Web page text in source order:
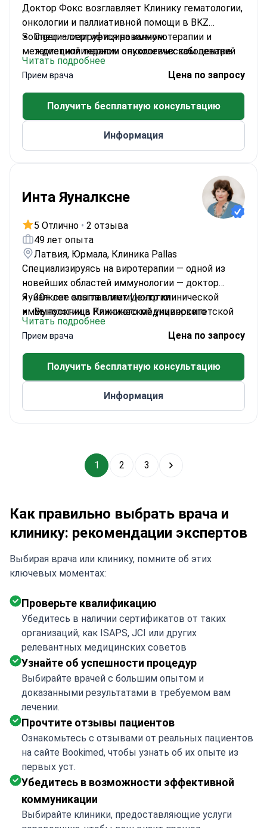
Доктор Фокс возглавляет Клинику гематологии,
онкологии и паллиативной помощи в BKZ
Solingen — сертифицированном
междисциплинарном онкологическом центре.
Специализируется на иммунотерапии и
таргетной терапии опухолевых заболеваний
Квалифицированный специалист по генетике
с опытом работы в области молекулярной
диагностики
Активный исследователь в области
молекулярной биологии для
гематоонкологического лечения
Опыт работы заместителем главного врача в
Член немецких и американских обществ
онкологических исследований
Читать подробнее
Прием врача Цена по запросу
Получить бесплатную консультацию
Информация
Инта Яуналксне
5 Отлично • 2 отзыва
49 лет опыта
Латвия, Юрмала, Клиника Pallas
Специализируясь на виротерапии — одной из
новейших областей иммунологии — доктор
Яуналксне возглавляет Центр клинической
иммунологии в Клинической университетской
больнице имени Паула Страдыня.
30+ лет опыта в иммунологии
Выпускница Рижского медицинского
института, прошла интернатуру по
внутренним болезням
Специализируется на инновационных методах
иммунологического лечения
Читать подробнее
Прием врача Цена по запросу
Получить бесплатную консультацию
Информация
1 2 3
Как правильно выбрать врача и
клинику: рекомендации экспертов
Выбирая врача или клинику, помните об этих
ключевых моментах:
Проверьте квалификацию
Убедитесь в наличии сертификатов от таких
организаций, как ISAPS, JCI или других
релевантных медицинских советов
Узнайте об успешности процедур
Выбирайте врачей с большим опытом и
доказанными результатами в требуемом вам
лечении.
Прочтите отзывы пациентов
Ознакомьтесь с отзывами от реальных пациентов
на сайте Bookimed, чтобы узнать об их опыте из
первых уст.
Убедитесь в возможности эффективной
коммуникации
Выбирайте клиники, предоставляющие услуги